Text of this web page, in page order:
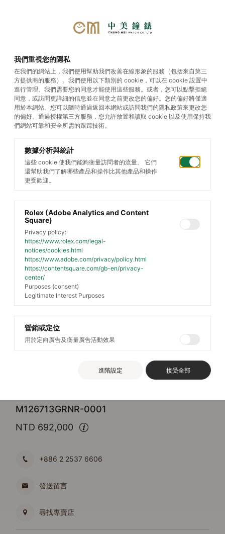
GMT-Master II
GMT-Master II
M126713GRNR-0001
NTD 692,000
+886 2 2537 6606
發送留言
尋找專賣店
我們重視您的隱私
在我們的網站上，我們使用幫助我們改善在線形象的服務（包括來自第三
方提供商的服務）。我們使用以下類別的 cookie，可以在 cookie 設置中
進行管理。我們需要您的同意才能使用這些服務。或者，您可以點擊拒絕
同意，或訪問更詳細的信息並在同意之前更改您的偏好。您的偏好將僅適
用於本網站。您可以隨時通過返回本網站或訪問我們的隱私政策來更改您
的偏好。通過授權第三方服務，您允許放置和讀取 cookie 以及使用保持我
們網站可靠和安全所需的跟踪技術。
數據分析與統計
這些 cookie 使我們能夠衡量訪問者的流量。 它們
還幫助我們了解哪些產品和操作比其他產品和操作
更受歡迎。
Rolex (Adobe Analytics and Content
Square)
Privacy policy:
https://www.rolex.com/legal-
notices/cookies.html
https://www.adobe.com/privacy/policy.html
https://contentsquare.com/gb-en/privacy-
center/
Purposes (consent)
Legitimate Interest Purposes
營銷或定位
用於定向廣告及衡量廣告活動效果
進階設定 接受全部